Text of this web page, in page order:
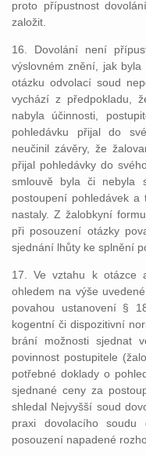
proto přípustnost
založit.
16. Dovolání není
výslovném znění, jak
otázku odvolací soud
vychází z předpokladu,
nabyla účinnosti,
pohledávku přijal do
neučinil závěry, že
přijal pohledávky do
smlouvě byla či nebyla
postoupení pohledávek
nastaly. Z žalobkyní
při posouzení otázky
sjednání lhůty ke splnění
17. Ve vztahu k
ohledem na výše
povahou ustanovení §
kogentní či dispozitivní
brání možnosti sjednat
povinnost postupitele
potřebné doklady o
sjednané ceny za
shledal Nejvyšší soud
praxi dovolacího
posouzení napadené